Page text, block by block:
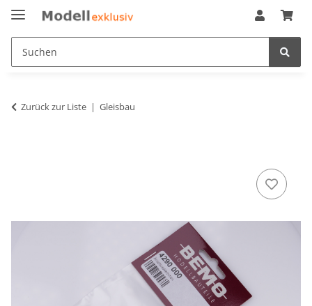
Zurück zur Liste Gleisbau